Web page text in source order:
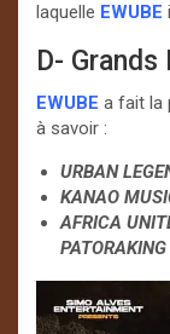
laquelle EWUBE
D- Grands
EWUBE a fait la
à savoir :
URBAN
KANAO
AFRICA
PATORAKING